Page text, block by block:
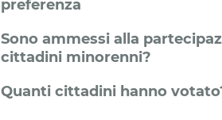
preferenza
Sono ammessi alla
cittadini minorenni?
Quanti cittadini hanno